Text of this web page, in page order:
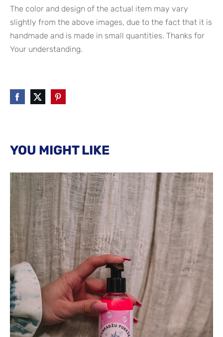
The color and design of the actual item may vary
slightly from the above images, due to the fact that it is
handmade and is made in small quantities. Thanks for
Your understanding.
YOU MIGHT LIKE